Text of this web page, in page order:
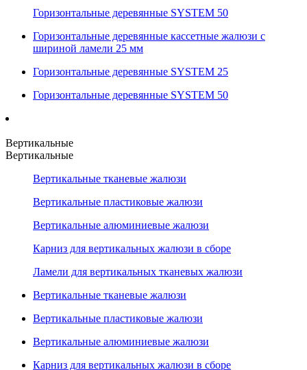
Горизонтальные деревянные SYSTEM 50
Горизонтальные деревянные кассетные жалюзи с
шириной ламели 25 мм
Горизонтальные деревянные SYSTEM 25
Горизонтальные деревянные SYSTEM 50
Вертикальные
Вертикальные
Вертикальные тканевые жалюзи
Вертикальные пластиковые жалюзи
Вертикальные алюминиевые жалюзи
Карниз для вертикальных жалюзи в сборе
Ламели для вертикальных тканевых жалюзи
Вертикальные тканевые жалюзи
Вертикальные пластиковые жалюзи
Вертикальные алюминиевые жалюзи
Карниз для вертикальных жалюзи в сборе